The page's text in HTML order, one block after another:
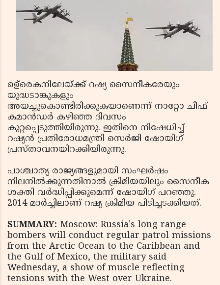
ഉെ്രെകനിലേയ്ക്ക് റഷ്യ സൈനീകരേയും
യുദ്ധടാങ്കുകളും
അയച്ചുകൊണ്ടിരിക്കുകയാണെന്ന് നാറ്റോ ചീഫ്
കമാന്‍ഡര്‍ കഴിഞ്ഞ ദിവസം
കുറ്റപ്പെടുത്തിയിരുന്നു. ഇതിനെ നിഷേധിച്ച്
റഷ്യന്‍ പ്രതിരോധമന്ത്രി സെര്‍ജി ഷോയിഗ്
പ്രസ്താവനയിറക്കിയിരുന്നു.
പാശ്ചാത്യ രാജ്യങ്ങളുമായി സംഘര്‍ഷം
നിലനില്‍ക്കുന്നതിനാല്‍ ക്രിമിയയിലും സൈനീക
ശക്തി വര്‍ദ്ധിപ്പിക്കുമെന്ന് ഷോയിഗ് പറഞ്ഞു.
2014 മാര്‍ച്ചിലാണ് റഷ്യ ക്രിമിയ പിടിച്ചടക്കിയത്.
SUMMARY: Moscow: Russia's long-range
bombers will conduct regular patrol missions
from the Arctic Ocean to the Caribbean and
the Gulf of Mexico, the military said
Wednesday, a show of muscle reflecting
tensions with the West over Ukraine.